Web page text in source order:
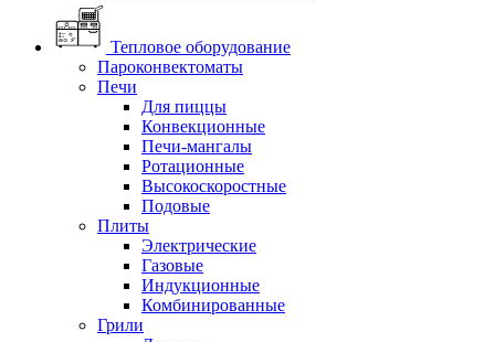
Тепловое оборудование
Пароконвектоматы
Печи
Для пиццы
Конвекционные
Печи-мангалы
Ротационные
Высокоскоростные
Подовые
Плиты
Электрические
Газовые
Индукционные
Комбинированные
Грили